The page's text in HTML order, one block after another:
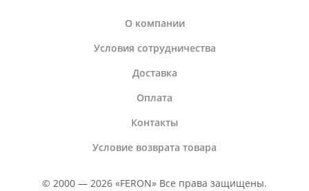
О компании
Условия сотрудничества
Доставка
Оплата
Контакты
Условие возврата товара
© 2000 — 2026 «FERON» Все права защищены.